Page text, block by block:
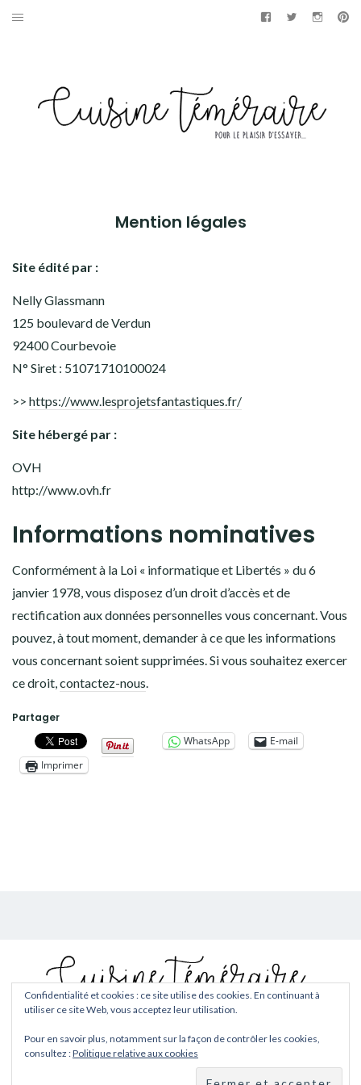
Aller
Facebook
Twitter
Mention légales
Site édité par :
Nelly Glassmann
125 boulevard de Verdun
92400 Courbevoie
N° Siret : 51071710100024
>> https://www.lesprojetsfantastiques.fr/
Site hébergé par :
OVH
http://www.ovh.fr
Informations nominatives
Conformément à la Loi « informatique et Libertés » du 6
janvier 1978, vous disposez d’un droit d’accès et de
rectification aux données personnelles vous concernant. Vous
pouvez, à tout moment, demander à ce que les informations
vous concernant soient supprimées. Si vous souhaitez exercer
ce droit,contactez-nous.
Partager
WhatsApp
E-mail
Imprimer
Fièrement propulsé parWordPress. ThèmeEightyDays Litepar
DÉTOURNEMENTS CULINAIRES
Facebook
TwitterInstagram
Pinterest
Confidentialité et cookies : ce site utilise des cookies. En continuant à
utiliser ce site Web, vous acceptez leur utilisation.
Pour en savoir plus, notamment sur la façon de contrôler les cookies,
consultez :Politique relative aux cookies